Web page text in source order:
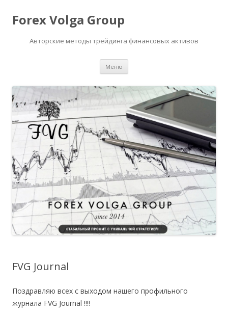
Forex Volga Group
Авторские методы трейдинга финансовых активов
Меню
FVG Journal
Поздравляю всех с выходом нашего профильного
журнала FVG Journal !!!!